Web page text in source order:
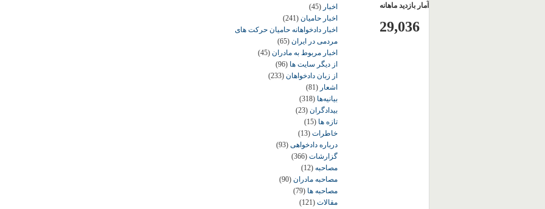
اخبار (45)
اخبار حامیان (241)
اخبار دادخواهانه حامیان حرکت های
مردمی در ایران (65)
اخبار مربوط به مادران (45)
از دیگر سایت ها (96)
از زبان دادخواهان (233)
اشعار (81)
بیانیه‌ها (318)
بیدادگران (23)
تازه ها (15)
خاطرات (13)
درباره دادخواهی (93)
گزارشات (366)
مصاحبه (12)
مصاحبه مادران (90)
مصاحبه ها (79)
مقالات (121)
آمار بازدید ماهانه
29,036